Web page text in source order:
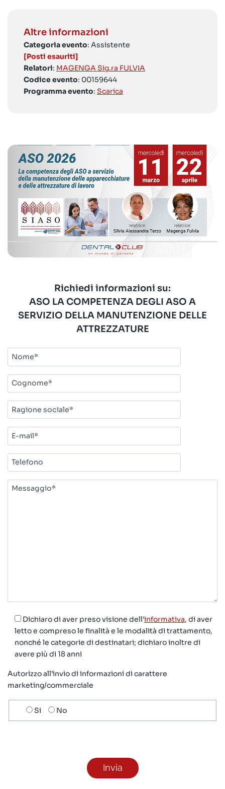
Altre informazioni
Categoria evento: Assistente
[Posti esauriti]
Relatori: MAGENGA Sig.ra FULVIA
Codice evento: 00159644
Programma evento: Scarica
Richiedi informazioni su:
ASO LA COMPETENZA DEGLI ASO A
SERVIZIO DELLA MANUTENZIONE DELLE
ATTREZZATURE
Nome*
Cognome*
Ragione
sociale*
E-
mail*
Telefono
Messaggio*
Dichiaro di aver preso visione dell’informativa, di aver
letto e compreso le finalità e le modalità di trattamento,
nonché le categorie di destinatari; dichiaro inoltre di
avere più di 18 anni
Autorizzo all’invio di informazioni di carattere
marketing/commerciale
Scelta
invio
Si No